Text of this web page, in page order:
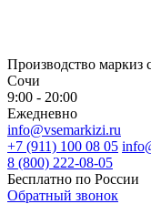
Производство маркиз
Сочи
9:00 - 20:00
Ежедневно
info@vsemarkizi.ru
+7 (911) 100 08 05
8 (800) 222-08-05
Бесплатно по России
Обратный звонок